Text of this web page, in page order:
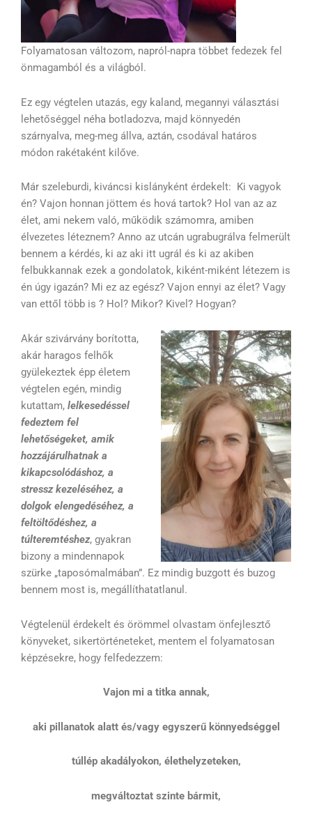
Folyamatosan változom, napról-napra többet fedezek fel
önmagamból és a világból.
Ez egy végtelen utazás, egy kaland, megannyi választási
lehetőséggel néha botladozva, majd könnyedén
szárnyalva, meg-meg állva, aztán, csodával határos
módon rakétaként kilőve.
Már szeleburdi, kiváncsi kislányként érdekelt: Ki vagyok
én? Vajon honnan jöttem és hová tartok? Hol van az az
élet, ami nekem való, működik számomra, amiben
élvezetes léteznem? Anno az utcán ugrabugrálva felmerült
bennem a kérdés, ki az aki itt ugrál és ki az akiben
felbukkannak ezek a gondolatok, kiként-miként létezem is
én úgy igazán? Mi ez az egész? Vajon ennyi az élet? Vagy
van ettől több is ? Hol? Mikor? Kivel? Hogyan?
Akár szivárvány borította,
akár haragos felhők
gyülekeztek épp életem
végtelen egén, mindig
kutattam, lelkesedéssel
fedeztem fel
lehetőségeket, amik
hozzájárulhatnak a
kikapcsolódáshoz, a
stressz kezeléséhez, a
dolgok elengedéséhez, a
feltöltődéshez, a
túlteremtéshez, gyakran
bizony a mindennapok
szürke „taposómalmában”. Ez mindig buzgott és buzog
bennem most is, megállíthatatlanul.
Végtelenül érdekelt és örömmel olvastam önfejlesztő
könyveket, sikertörténeteket, mentem el folyamatosan
képzésekre, hogy felfedezzem:
Vajon mi a titka annak,
aki pillanatok alatt és/vagy egyszerű könnyedséggel
túllép akadályokon, élethelyzeteken,
megváltoztat szinte bármit,